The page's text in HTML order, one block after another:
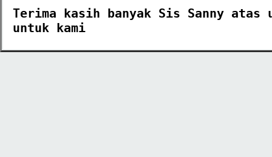
Terima kasih banyak Sis Sanny atas
untuk kami